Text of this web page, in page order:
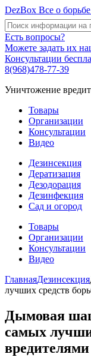
DezBox Все о
Есть вопросы?
Можете задать их
Консультации
8(968)478-77-39
Уничтожение
Товары
Организации
Консультации
Видео
Дезинсекция
Дератизация
Дезодорация
Дезинфекция
Сад и огород
Товары
Организации
Консультации
Видео
ГлавнаяДезинсекция
лучших средств
Дымовая
самых
вредителями